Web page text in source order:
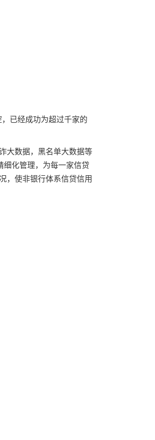
已经成功为超过千家的
大数据，黑名单大数据等
化管理，为每一家信贷
，使非银行体系信贷信用